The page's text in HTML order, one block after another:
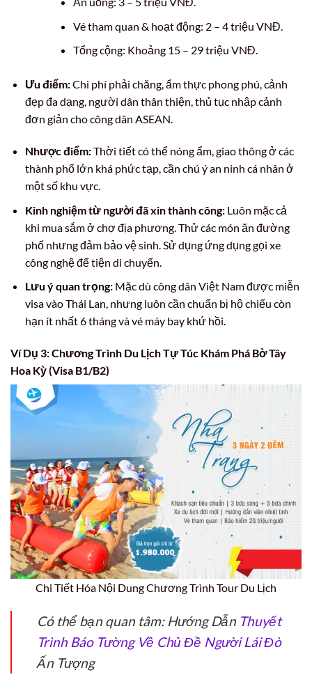
Vé tham quan & hoạt động: 2 – 4 triệu VNĐ.
Tổng cộng: Khoảng 15 – 29 triệu VNĐ.
Ưu điểm:Chi phí phải chăng, ẩm thực phong phú, cảnh
đẹp đa dạng, người dân thân thiện, thủ tục nhập cảnh
đơn giản cho công dân ASEAN.
Nhược điểm:Thời tiết có thể nóng ẩm, giao thông ở các
thành phố lớn khá phức tạp, cần chú ý an ninh cá nhân ở
một số khu vực.
Kinh nghiệm từ người đã xin thành công:Luôn mặc cả
khi mua sắm ở chợ địa phương. Thử các món ăn đường
phố nhưng đảm bảo vệ sinh. Sử dụng ứng dụng gọi xe
công nghệ để tiện di chuyển.
Lưu ý quan trọng:Mặc dù công dân Việt Nam được miễn
visa vào Thái Lan, nhưng luôn cần chuẩn bị hộ chiếu còn
hạn ít nhất 6 tháng và vé máy bay khứ hồi.
Ví Dụ 3: Chương Trình Du Lịch Tự Túc Khám Phá Bờ Tây
Hoa Kỳ (Visa B1/B2)
Chi Tiết Hóa Nội Dung Chương Trình Tour Du Lịch
Có thể bạn quan tâm: Hướng Dẫn Thuyết
Trình Báo Tường Về Chủ Đề Người Lái Đò
Ấn Tượng